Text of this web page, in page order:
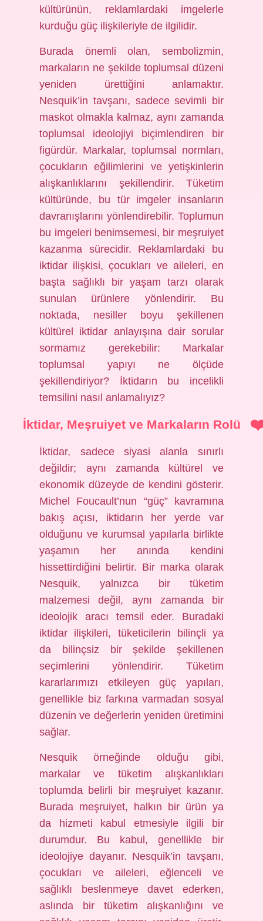
kültürünün, reklamlardaki imgelerle
kurduğu güç ilişkileriyle de ilgilidir.
Burada önemli olan, sembolizmin,
markaların ne şekilde toplumsal düzeni
yeniden ürettiğini anlamaktır.
Nesquik’in tavşanı, sadece sevimli bir
maskot olmakla kalmaz, aynı zamanda
toplumsal ideolojiyi biçimlendiren bir
figürdür. Markalar, toplumsal normları,
çocukların eğilimlerini ve yetişkinlerin
alışkanlıklarını şekillendirir. Tüketim
kültüründe, bu tür imgeler insanların
davranışlarını yönlendirebilir. Toplumun
bu imgeleri benimsemesi, bir meşruiyet
kazanma sürecidir. Reklamlardaki bu
iktidar ilişkisi, çocukları ve aileleri, en
başta sağlıklı bir yaşam tarzı olarak
sunulan ürünlere yönlendirir. Bu
noktada, nesiller boyu şekillenen
kültürel iktidar anlayışına dair sorular
sormamız gerekebilir: Markalar
toplumsal yapıyı ne ölçüde
şekillendiriyor? İktidarın bu incelikli
temsilini nasıl anlamalıyız?
İktidar, Meşruiyet ve Markaların Rolü
İktidar, sadece siyasi alanla sınırlı
değildir; aynı zamanda kültürel ve
ekonomik düzeyde de kendini gösterir.
Michel Foucault’nun “güç” kavramına
bakış açısı, iktidarın her yerde var
olduğunu ve kurumsal yapılarla birlikte
yaşamın her anında kendini
hissettirdiğini belirtir. Bir marka olarak
Nesquik, yalnızca bir tüketim
malzemesi değil, aynı zamanda bir
ideolojik aracı temsil eder. Buradaki
iktidar ilişkileri, tüketicilerin bilinçli ya
da bilinçsiz bir şekilde şekillenen
seçimlerini yönlendirir. Tüketim
kararlarımızı etkileyen güç yapıları,
genellikle biz farkına varmadan sosyal
düzenin ve değerlerin yeniden üretimini
sağlar.
Nesquik örneğinde olduğu gibi,
markalar ve tüketim alışkanlıkları
toplumda belirli bir meşruiyet kazanır.
Burada meşruiyet, halkın bir ürün ya
da hizmeti kabul etmesiyle ilgili bir
durumdur. Bu kabul, genellikle bir
ideolojiye dayanır. Nesquik’in tavşanı,
çocukları ve aileleri, eğlenceli ve
sağlıklı beslenmeye davet ederken,
aslında bir tüketim alışkanlığını ve